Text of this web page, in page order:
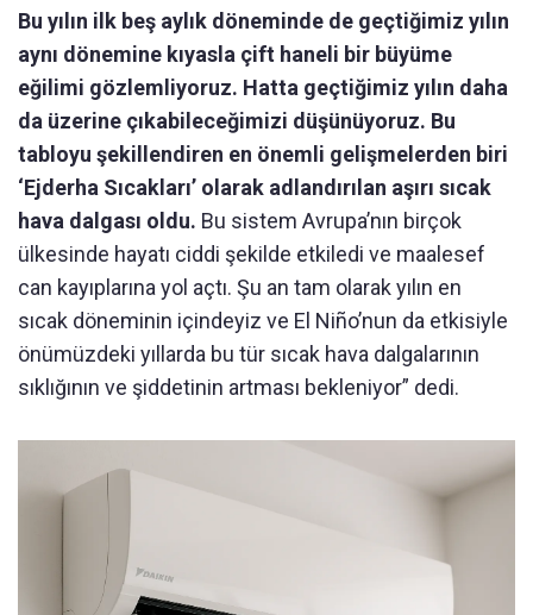
Bu yılın ilk beş aylık döneminde de geçtiğimiz yılın
aynı dönemine kıyasla çift haneli bir büyüme
eğilimi gözlemliyoruz. Hatta geçtiğimiz yılın daha
da üzerine çıkabileceğimizi düşünüyoruz. Bu
tabloyu şekillendiren en önemli gelişmelerden biri
‘Ejderha Sıcakları’ olarak adlandırılan aşırı sıcak
hava dalgası oldu. Bu sistem Avrupa’nın birçok
ülkesinde hayatı ciddi şekilde etkiledi ve maalesef
can kayıplarına yol açtı. Şu an tam olarak yılın en
sıcak döneminin içindeyiz ve El Niño’nun da etkisiyle
önümüzdeki yıllarda bu tür sıcak hava dalgalarının
sıklığının ve şiddetinin artması bekleniyor” dedi.